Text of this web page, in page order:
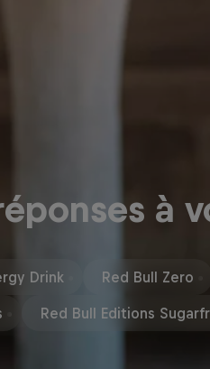
à
Drink Red Bull Zero
Red Bull Editions